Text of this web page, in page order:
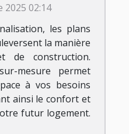
2025 02:14
les plans
la manière
de construction.
mesure permet
à vos besoins
ainsi le confort et
futur logement.